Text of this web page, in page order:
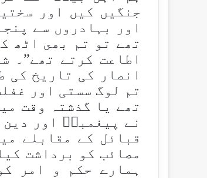
جنگیں كیں اور
اور بہادروں سے
تھے تو تم بھى اٹھ
اطاعت كرتے تھے”۔
انصار کی تاریخ کی
تم لوگ سستی اور
تھے یا گذشتہ وقت
نے پیغمبرؐ اور دین
قبائل کے مقابلے
مصائب کو برداشت
ہمارے حکم و امر